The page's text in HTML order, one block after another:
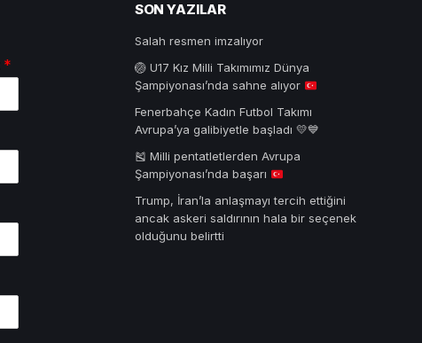
*
SON YAZILAR
Salah resmen imzalıyor
🏐U17 Kız Milli Takımımız Dünya
Şampiyonası’nda sahne alıyor
Fenerbahçe Kadın Futbol Takımı
Avrupa’ya galibiyetle başladı 💛💙
🎽 Milli pentatletlerden Avrupa
Şampiyonası’nda başarı
Trump, İran’la anlaşmayı tercih ettiğini
ancak askeri saldırının hala bir seçenek
olduğunu belirtti